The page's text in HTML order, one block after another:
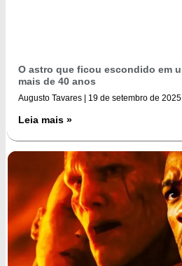
O astro que ficou escondido em
mais de 40 anos
Augusto Tavares 19 de setembro de 2025
Leia mais »